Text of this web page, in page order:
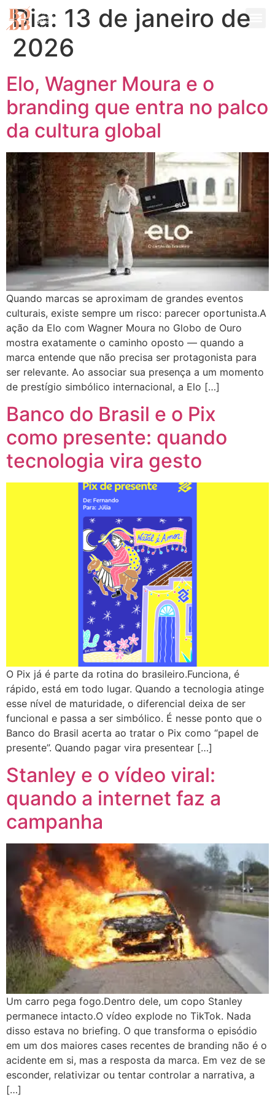
Dia: 13 de janeiro de
2026
Elo, Wagner Moura e o
branding que entra no palco
da cultura global
Quando marcas se aproximam de grandes eventos
culturais, existe sempre um risco: parecer oportunista.A
ação da Elo com Wagner Moura no Globo de Ouro
mostra exatamente o caminho oposto — quando a
marca entende que não precisa ser protagonista para
ser relevante. Ao associar sua presença a um momento
de prestígio simbólico internacional, a Elo […]
Banco do Brasil e o Pix
como presente: quando
tecnologia vira gesto
O Pix já é parte da rotina do brasileiro.Funciona, é
rápido, está em todo lugar. Quando a tecnologia atinge
esse nível de maturidade, o diferencial deixa de ser
funcional e passa a ser simbólico. É nesse ponto que o
Banco do Brasil acerta ao tratar o Pix como “papel de
presente”. Quando pagar vira presentear […]
Stanley e o vídeo viral:
quando a internet faz a
campanha
Um carro pega fogo.Dentro dele, um copo Stanley
permanece intacto.O vídeo explode no TikTok. Nada
disso estava no briefing. O que transforma o episódio
em um dos maiores cases recentes de branding não é o
acidente em si, mas a resposta da marca. Em vez de se
esconder, relativizar ou tentar controlar a narrativa, a
[…]